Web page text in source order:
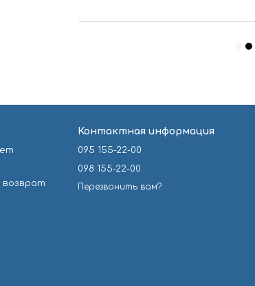
Контактная информация
095 155-22-00
098 155-22-00
Перезвонить вам?